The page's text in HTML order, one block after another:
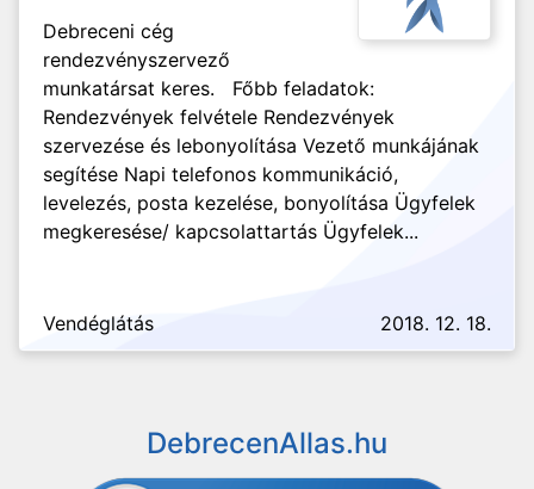
Debreceni cég
rendezvényszervező
munkatársat keres. Főbb feladatok:
Rendezvények felvétele Rendezvények
szervezése és lebonyolítása Vezető munkájának
segítése Napi telefonos kommunikáció,
levelezés, posta kezelése, bonyolítása Ügyfelek
megkeresése/ kapcsolattartás Ügyfelek...
Vendéglátás 2018. 12. 18.
DebrecenAllas.hu